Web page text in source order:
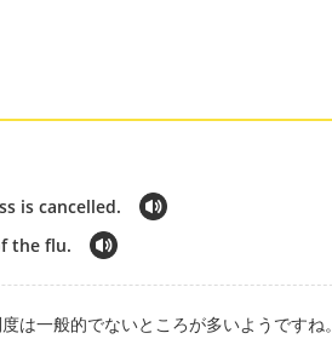
is cancelled.
the flu.
は一般的でないところが多いようですね。